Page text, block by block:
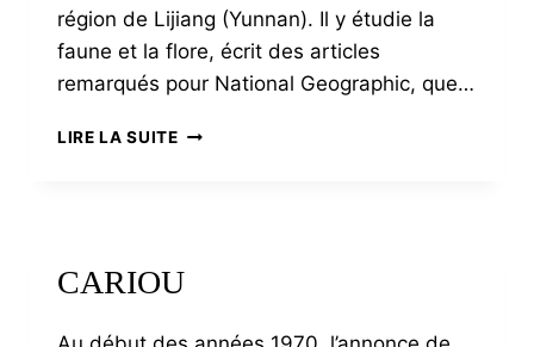
région de Lijiang (Yunnan). Il y étudie la
faune et la flore, écrit des articles
remarqués pour National Geographic, que…
LIRE LA SUITEROCK
CARIOU